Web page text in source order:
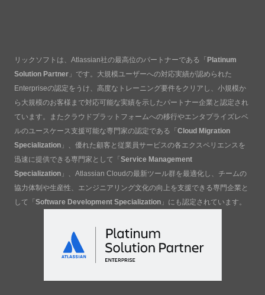
リックソフトは、Atlassian社の最高位のパートナーである「 Platinum
Solution Partner 」です。大規模ユーザーへの対応実績が認められた
Enterpriseの認定をうけ、高度なトレーニング要件をクリアし、小規模か
ら大規模のお客様まで対応可能な実績を示したパートナー企業と認定され
ています。またクラウドプラットフォームへの移行やエンタプライズレベ
ルのユースケース支援可能な専門家の認定である「 Cloud Migration
Specialization 」、優れた顧客と従業員サービスの各エクスペリエンスを
迅速に提供できる専門家として「 Service Management
Specialization 」、Atlassian Cloudの最新ツール群を最適化し、チームの
協力体制や生産性、エンジニアリング文化の向上を支援できる専門企業と
して「 Software Development Specialization 」にも認定されています。